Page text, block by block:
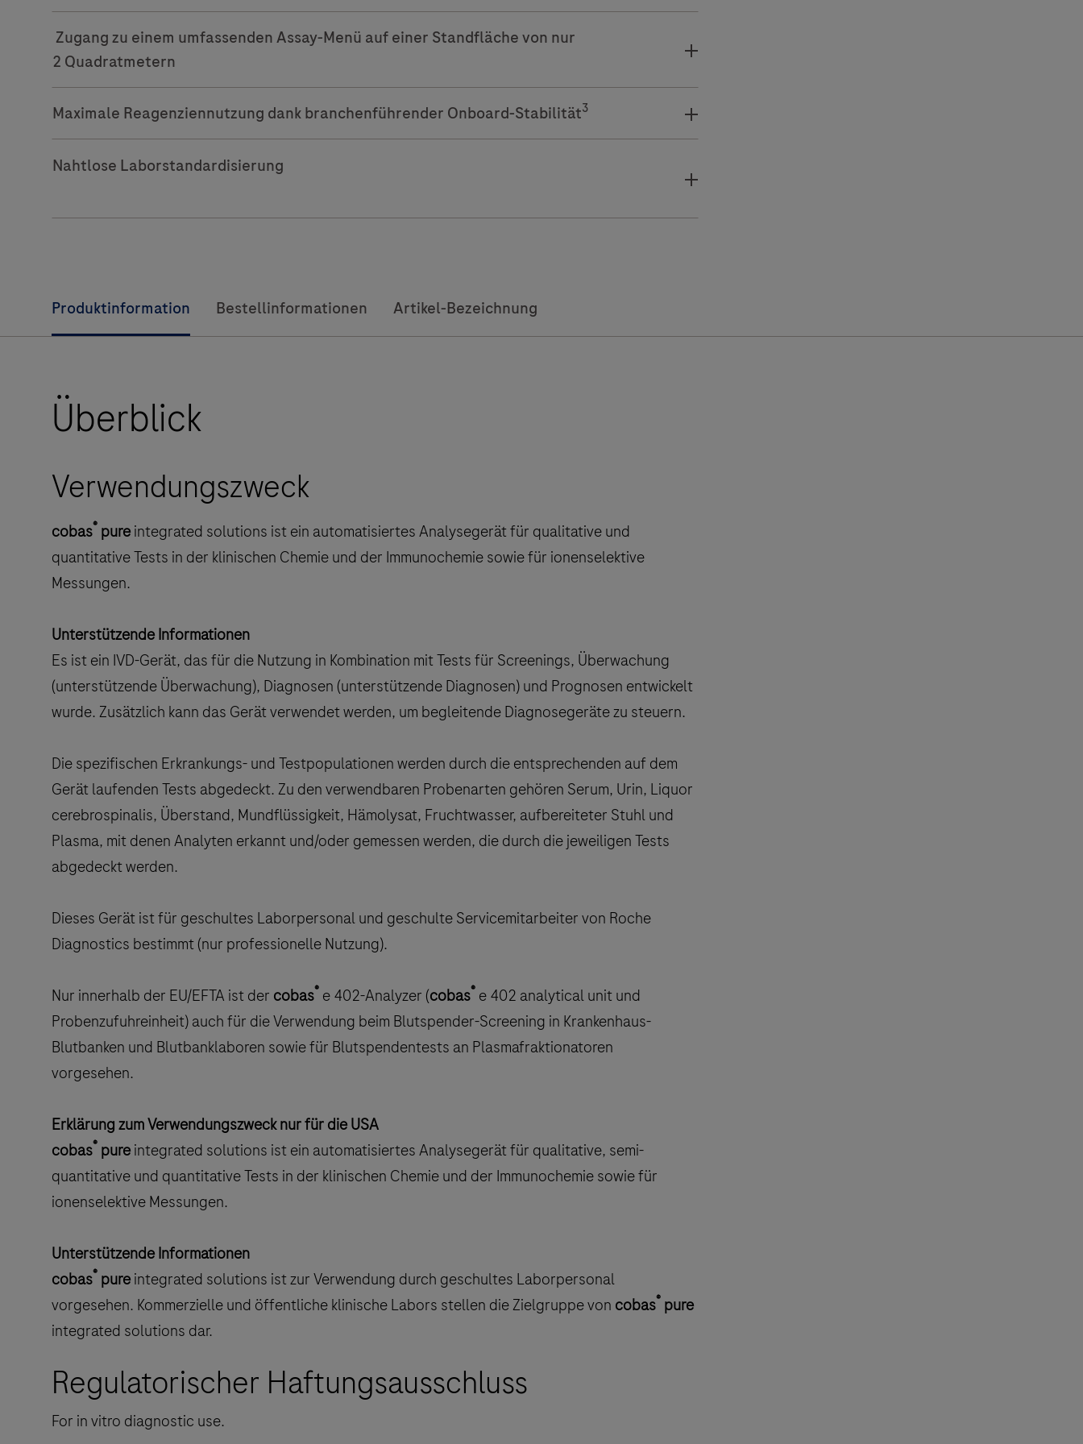
Zugang zu einem umfassenden Assay-Menü auf einer Standfläche von nur
2 Quadratmetern
Maximale Reagenziennutzung dank branchenführender Onboard-Stabilität3
Nahtlose Laborstandardisierung
Produktinformation Bestellinformationen Artikel-Bezeichnung
Überblick
Verwendungszweck
cobas® pureintegrated solutions ist ein automatisiertes Analysegerät für qualitative und
quantitative Tests in der klinischen Chemie und der Immunochemie sowie für ionenselektive
Messungen.
Unterstützende Informationen
Es ist ein IVD-Gerät, das für die Nutzung in Kombination mit Tests für Screenings, Überwachung
(unterstützende Überwachung), Diagnosen (unterstützende Diagnosen) und Prognosen entwickelt
wurde. Zusätzlich kann das Gerät verwendet werden, um begleitende Diagnosegeräte zu steuern.
Die spezifischen Erkrankungs- und Testpopulationen werden durch die entsprechenden auf dem
Gerät laufenden Tests abgedeckt. Zu den verwendbaren Probenarten gehören Serum, Urin, Liquor
cerebrospinalis, Überstand, Mundflüssigkeit, Hämolysat, Fruchtwasser, aufbereiteter Stuhl und
Plasma, mit denen Analyten erkannt und/oder gemessen werden, die durch die jeweiligen Tests
abgedeckt werden.
Dieses Gerät ist für geschultes Laborpersonal und geschulte Servicemitarbeiter von Roche
Diagnostics bestimmt (nur professionelle Nutzung).
Nur innerhalb der EU/EFTA ist der cobas® e 402-Analyzer (cobas® e 402 analytical unit und
Probenzufuhreinheit) auch für die Verwendung beim Blutspender-Screening in Krankenhaus-
Blutbanken und Blutbanklaboren sowie für Blutspendentests an Plasmafraktionatoren
vorgesehen.
Erklärung zum Verwendungszweck nur für die USA
cobas® pureintegrated solutions ist ein automatisiertes Analysegerät für qualitative, semi-
quantitative und quantitative Tests in der klinischen Chemie und der Immunochemie sowie für
ionenselektive Messungen.
Unterstützende Informationen
cobas® pureintegrated solutions ist zur Verwendung durch geschultes Laborpersonal
vorgesehen. Kommerzielle und öffentliche klinische Labors stellen die Zielgruppe von cobas® pure
integrated solutions dar.
Regulatorischer Haftungsausschluss
For in vitro diagnostic use.